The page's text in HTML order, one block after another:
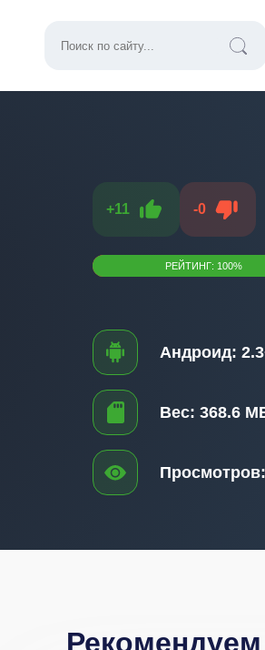
+11 -0
РЕЙТИНГ: 100%
Андроид:
Вес: 368.6
Просмотров:
Рекомендуем